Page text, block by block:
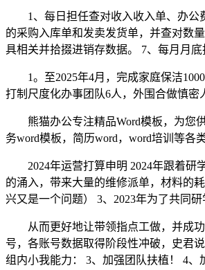
1、每日担任查对收入收入单、办公费
的采购入库单和发卖发货单，并查对数
具相关并拾掇进销存数据。 7、每月月
1。至2025年4月，完成家庭保洁1000
打制尺度化办事团队6人，外围合做慎密
熊猫办公专注精品Word模板，为您供
务word模板，简历word，word培训等各
2024年运营打算申明 2024年跟着研学
的涌入，带来大量的维修派单，材料的
兴又是一个问题） 3、2023年为了共同
从而更好地让带领指点工做，并成功
号，各账号数据取得阶段性冲破，史君
组内小我能力： 3、加强团队扶植！ 4